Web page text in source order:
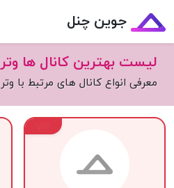
جوین چنل
لیست بهترین کانال ها وتر
معرفی انواع کانال های مرتبط با وتر